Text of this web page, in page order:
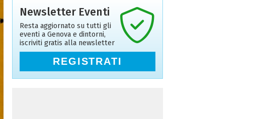
Newsletter Eventi
Resta aggiornato su tutti gli
eventi a Genova e dintorni,
iscriviti gratis alla newsletter
REGISTRATI